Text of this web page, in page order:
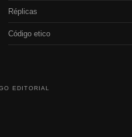
Réplicas
Código etico
EDITORIAL